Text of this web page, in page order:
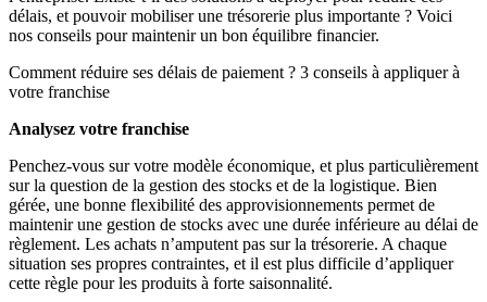
délais, et pouvoir mobiliser une trésorerie plus importante ? Voici
nos conseils pour maintenir un bon équilibre financier.
Comment réduire ses délais de paiement ? 3 conseils à appliquer à
votre franchise
Analysez votre franchise
Penchez-vous sur votre modèle économique, et plus particulièrement
sur la question de la gestion des stocks et de la logistique. Bien
gérée, une bonne flexibilité des approvisionnements permet de
maintenir une gestion de stocks avec une durée inférieure au délai de
règlement. Les achats n’amputent pas sur la trésorerie. A chaque
situation ses propres contraintes, et il est plus difficile d’appliquer
cette règle pour les produits à forte saisonnalité.